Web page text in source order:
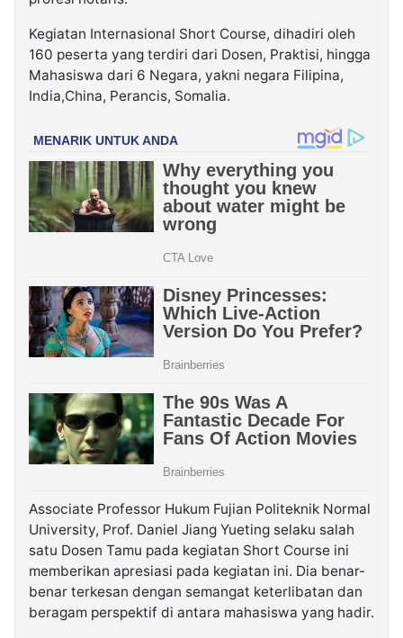
Kegiatan Internasional Short Course, dihadiri oleh
160 peserta yang terdiri dari Dosen, Praktisi, hingga
Mahasiswa dari 6 Negara, yakni negara Filipina,
India,China, Perancis, Somalia.
Associate Professor Hukum Fujian Politeknik Normal
University, Prof. Daniel Jiang Yueting selaku salah
satu Dosen Tamu pada kegiatan Short Course ini
memberikan apresiasi pada kegiatan ini. Dia benar-
benar terkesan dengan semangat keterlibatan dan
beragam perspektif di antara mahasiswa yang hadir.